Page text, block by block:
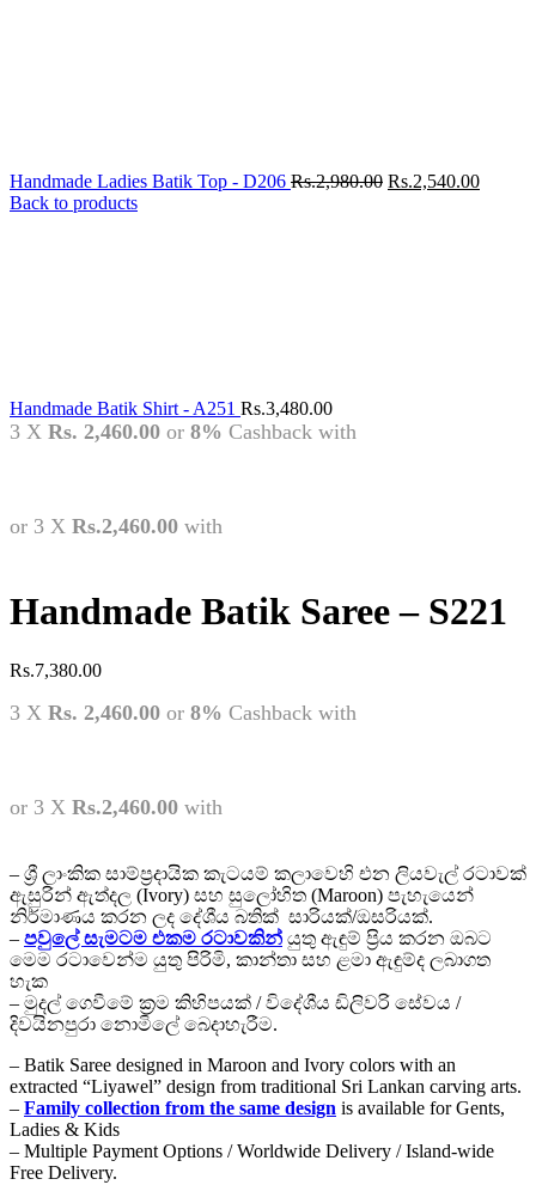
Handmade Ladies Batik Top - D206 Rs.2,980.00 Original
Rs.2,540.00Current
Back to products
Handmade Batik Shirt - A251 Rs.3,480.00
3 X Rs. 2,460.00 or 8% Cashback with
or 3 X Rs.2,460.00 with
Handmade Batik Saree – S221
Rs.7,380.00
3 X Rs. 2,460.00 or 8% Cashback with
or 3 X Rs.2,460.00 with
– ශ්‍රී ලාංකික සාම්ප්‍රදායික කැටයම් කලාවෙහි එන ලියවැල් රටාවක්
ඇසුරින් ඇත්දල (Ivory) සහ සුලෝහිත (Maroon) පැහැයෙන්
නිර්මාණය කරන ලද දේශීය බතික් සාරියක්/ඔසරියක්.
– පවුලේ සැමටම එකම රටාවකින් යුතු ඇඳුම් ප්‍රිය කරන ඔබට
මෙම රටාවෙන්ම යුතු පිරිමි, කාන්තා සහ ළමා ඇඳුම්ද ලබාගත
හැක
– මුදල් ගෙවීමේ ක්‍රම කිහිපයක් / විදේශීය ඩිලිවරි සේවය /
දිවයිනපුරා නොමිලේ බෙදාහැරීම.
– Batik Saree designed in Maroon and Ivory colors with an
extracted “Liyawel” design from traditional Sri Lankan carving arts.
– Family collection from the same design is available for Gents,
Ladies & Kids
– Multiple Payment Options / Worldwide Delivery / Island-wide
Free Delivery.